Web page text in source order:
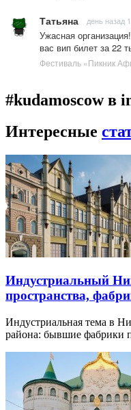
Татьяна день назад
Ужасная
вас вип билет за 22
Фестиваль «Пикник
#kudamoscow в
Интересные
Индустриальный
пространства,
Индустриальная тема в
района: бывшие фабрики